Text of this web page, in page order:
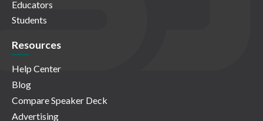
Educators
Students
Resources
Help Center
Blog
Compare Speaker Deck
Advertising